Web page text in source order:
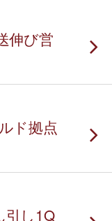
伸び営
ド拠点
引し1Q